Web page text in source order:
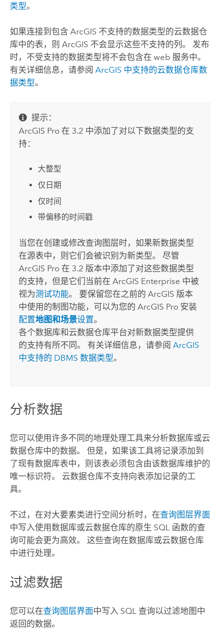
类型。
如果连接到包含 ArcGIS 不支持的数据类型的云数据仓
库中的表，则 ArcGIS 不会显示这些不支持的列。 发布
时，不受支持的数据类型将不会包含在 web 服务中。
有关详细信息，请参阅 ArcGIS 中支持的云数据仓库数
据类型。
提示：
ArcGIS Pro 在 3.2 中添加了对以下数据类型的支
持：
大整型
仅日期
仅时间
带偏移的时间戳
当您在创建或修改查询图层时，如果新数据类型
在源表中，则它们会被识别为新类型。 尽管
ArcGIS Pro 在 3.2 版本中添加了对这些数据类型
的支持，但是它们当前在ArcGIS Enterprise 中被
视为测试功能。 要保留您在之前的 ArcGIS 版本
中使用的制图功能，可以为您的ArcGIS Pro 安装
配置地图和场景设置。
各个数据库和云数据仓库平台对新数据类型提供
的支持有所不同。 有关详细信息，请参阅ArcGIS
中支持的 DBMS 数据类型。
分析数据
您可以使用许多不同的地理处理工具来分析数据库或云
数据仓库中的数据。 但是，如果该工具将记录添加到
了现有数据库表中，则该表必须包含由该数据库维护的
唯一标识符。 云数据仓库不支持向表添加记录的工
具。
不过，在对大要素类进行空间分析时，在查询图层界面
中写入使用数据库或云数据仓库的原生 SQL 函数的查
询可能会更为高效。 这些查询在数据库或云数据仓库
中进行处理。
过滤数据
您可以在查询图层界面中写入 SQL 查询以过滤地图中
返回的数据。